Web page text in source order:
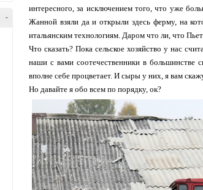
-
интересного, за исключением того, что уже
Жанной взяли да и открыли здесь ферму, на
итальянским технологиям. Даром что ли, что
Что сказать? Пока сельское хозяйство у нас
наши с вами соотечественники в большинстве
вполне себе процветает. И сыры у них, я вам
Но давайте я обо всем по порядку, ок?